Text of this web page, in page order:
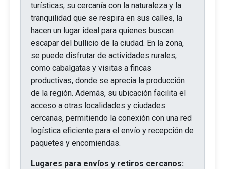
turísticas, su cercanía con la naturaleza y la
tranquilidad que se respira en sus calles, la
hacen un lugar ideal para quienes buscan
escapar del bullicio de la ciudad. En la zona,
se puede disfrutar de actividades rurales,
como cabalgatas y visitas a fincas
productivas, donde se aprecia la producción
de la región. Además, su ubicación facilita el
acceso a otras localidades y ciudades
cercanas, permitiendo la conexión con una red
logística eficiente para el envío y recepción de
paquetes y encomiendas.
Lugares para envíos y retiros cercanos: